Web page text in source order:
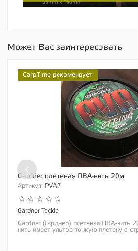
Может Вас заинтересовать
CarpTime рекомендует
Gardner плетеная ПВА-нить 20м
Артикул: PVA7
Gardner Tackle
Gardner (Гарднер) плетеная ПВА-нить
нить имеет ультра-тонкую плетеную
‹